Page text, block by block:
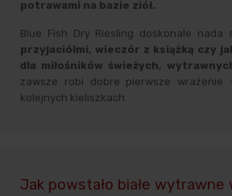
potrawami na bazie ziół.
Blue Fish Dry Riesling doskonale nada
przyjaciółmi, wieczór z książką czy
dla miłośników świeżych,
zawsze robi dobre pierwsze
kolejnych kieliszkach.
Jak powstało białe wytrawne